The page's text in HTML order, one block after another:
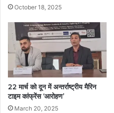
October 18, 2025
22 मार्च को दून में अन्तर्राष्ट्रीय मैरिन
टाइम कांफ्रेंस ‘आरोहण’
March 20, 2025